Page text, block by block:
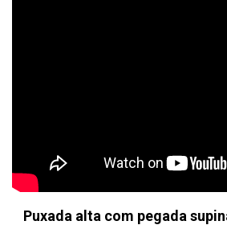
Puxada alta com pegada